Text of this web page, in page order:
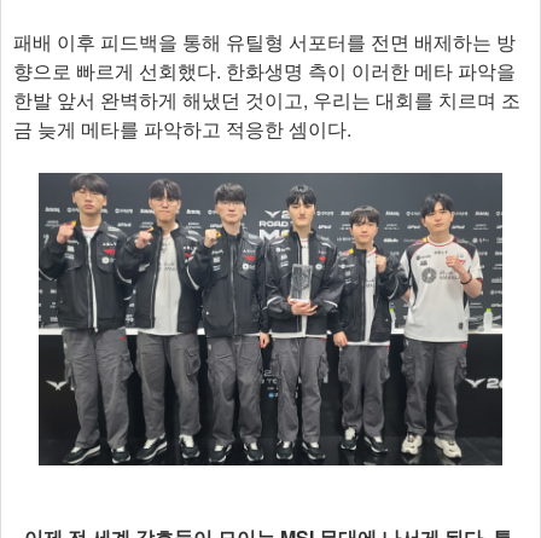
패배 이후 피드백을 통해 유틸형 서포터를 전면 배제하는 방
향으로 빠르게 선회했다. 한화생명 측이 이러한 메타 파악을
한발 앞서 완벽하게 해냈던 것이고, 우리는 대회를 치르며 조
금 늦게 메타를 파악하고 적응한 셈이다.